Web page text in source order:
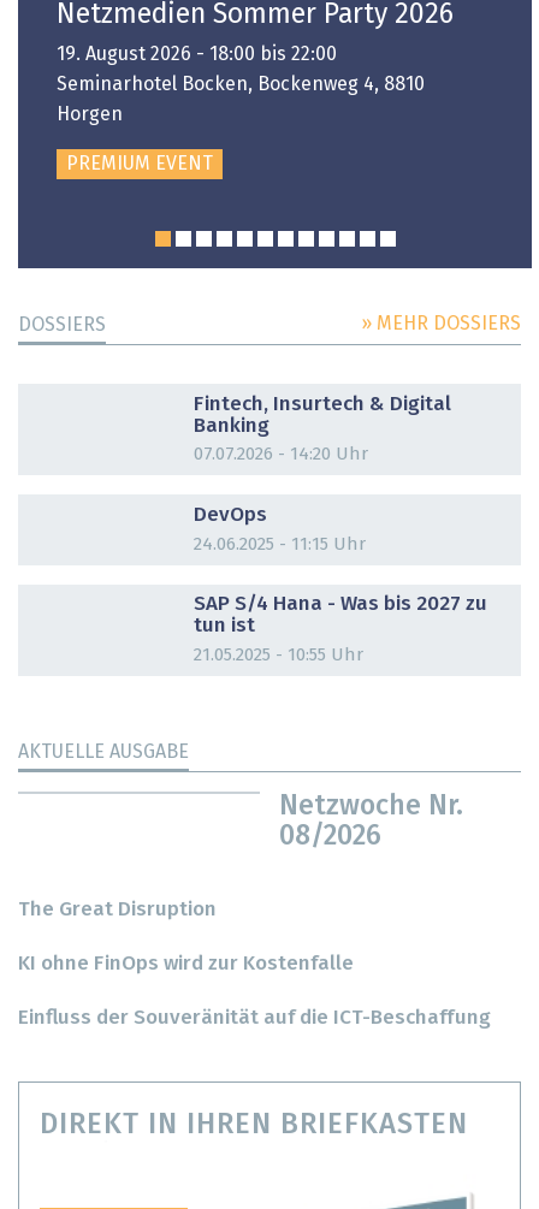
Netzmedien Sommer Party 2026
19. August 2026 - 18:00 bis 22:00
Seminarhotel Bocken, Bockenweg 4, 8810
Horgen
PREMIUM EVENT
DOSSIERS » MEHR DOSSIERS
Fintech, Insurtech & Digital
Banking
07.07.2026 - 14:20 Uhr
DevOps
24.06.2025 - 11:15 Uhr
SAP S/4 Hana - Was bis 2027 zu
tun ist
21.05.2025 - 10:55 Uhr
AKTUELLE AUSGABE
Netzwoche Nr.
08/2026
The Great Disruption
KI ohne FinOps wird zur Kostenfalle
Einfluss der Souveränität auf die ICT-Beschaffung
DIREKT IN IHREN BRIEFKASTEN